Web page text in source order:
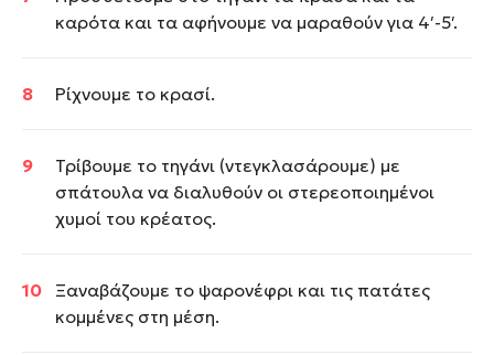
καρότα και τα αφήνουμε να μαραθούν για 4′-5′.
Ρίχνουμε το κρασί.
Τρίβουμε το τηγάνι (ντεγκλασάρουμε) με
σπάτουλα να διαλυθούν οι στερεοποιημένοι
χυμοί του κρέατος.
Ξαναβάζουμε το ψαρονέφρι και τις πατάτες
κομμένες στη μέση.